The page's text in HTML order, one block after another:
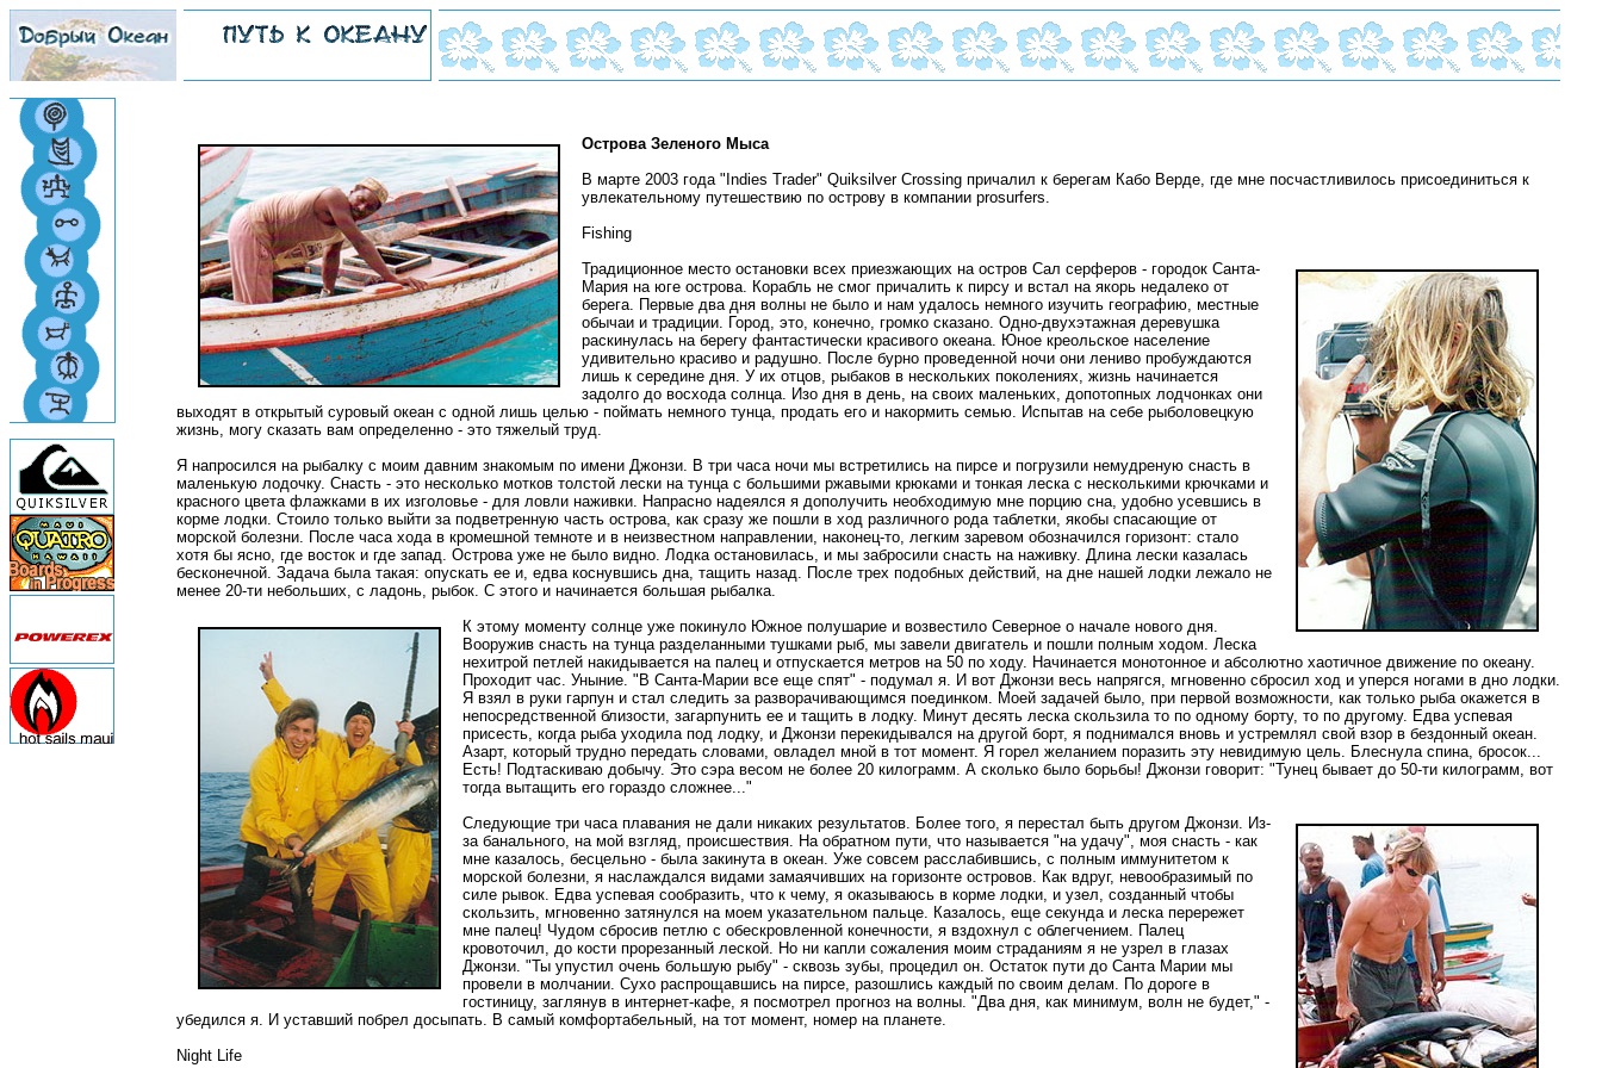
Острова Зеленого Мыса
В марте 2003 года "Indies Trader" Quiksilver Crossing причалил к берегам Кабо Верде, где мне посчастливилось присоединиться к
увлекательному путешествию по острову в компании prosurfers.
Fishing
Традиционное место остановки всех приезжающих на остров Сал серферов - городок Санта-
Мария на юге острова. Корабль не смог причалить к пирсу и встал на якорь недалеко от
берега. Первые два дня волны не было и нам удалось немного изучить географию, местные
обычаи и традиции. Город, это, конечно, громко сказано. Одно-двухэтажная деревушка
раскинулась на берегу фантастически красивого океана. Юное креольское население
удивительно красиво и радушно. После бурно проведенной ночи они лениво пробуждаются
лишь к середине дня. У их отцов, рыбаков в нескольких поколениях, жизнь начинается
задолго до восхода солнца. Изо дня в день, на своих маленьких, допотопных лодчонках они
выходят в открытый суровый океан с одной лишь целью - поймать немного тунца, продать его и накормить семью. Испытав на себе рыболовецкую
жизнь, могу сказать вам определенно - это тяжелый труд.
Я напросился на рыбалку с моим давним знакомым по имени Джонзи. В три часа ночи мы встретились на пирсе и погрузили немудреную снасть в
маленькую лодочку. Снасть - это несколько мотков толстой лески на тунца с большими ржавыми крюками и тонкая леска с несколькими крючками и
красного цвета флажками в их изголовье - для ловли наживки. Напрасно надеялся я дополучить необходимую мне порцию сна, удобно усевшись в
корме лодки. Стоило только выйти за подветренную часть острова, как сразу же пошли в ход различного рода таблетки, якобы спасающие от
морской болезни. После часа хода в кромешной темноте и в неизвестном направлении, наконец-то, легким заревом обозначился горизонт: стало
хотя бы ясно, где восток и где запад. Острова уже не было видно. Лодка остановилась, и мы забросили снасть на наживку. Длина лески казалась
бесконечной. Задача была такая: опускать ее и, едва коснувшись дна, тащить назад. После трех подобных действий, на дне нашей лодки лежало не
менее 20-ти небольших, с ладонь, рыбок. С этого и начинается большая рыбалка.
К этому моменту солнце уже покинуло Южное полушарие и возвестило Северное о начале нового дня.
Вооружив снасть на тунца разделанными тушками рыб, мы завели двигатель и пошли полным ходом. Леска
нехитрой петлей накидывается на палец и отпускается метров на 50 по ходу. Начинается монотонное и абсолютно хаотичное движение по океану.
Проходит час. Уныние. "В Санта-Марии все еще спят" - подумал я. И вот Джонзи весь напрягся, мгновенно сбросил ход и уперся ногами в дно лодки.
Я взял в руки гарпун и стал следить за разворачивающимся поединком. Моей задачей было, при первой возможности, как только рыба окажется в
непосредственной близости, загарпунить ее и тащить в лодку. Минут десять леска скользила то по одному борту, то по другому. Едва успевая
присесть, когда рыба уходила под лодку, и Джонзи перекидывался на другой борт, я поднимался вновь и устремлял свой взор в бездонный океан.
Азарт, который трудно передать словами, овладел мной в тот момент. Я горел желанием поразить эту невидимую цель. Блеснула спина, бросок...
Есть! Подтаскиваю добычу. Это сэра весом не более 20 килограмм. А сколько было борьбы! Джонзи говорит: "Тунец бывает до 50-ти килограмм, вот
тогда вытащить его гораздо сложнее..."
Следующие три часа плавания не дали никаких результатов. Более того, я перестал быть другом Джонзи. Из-
за банального, на мой взгляд, происшествия. На обратном пути, что называется "на удачу", моя снасть - как
мне казалось, бесцельно - была закинута в океан. Уже совсем расслабившись, с полным иммунитетом к
морской болезни, я наслаждался видами замаячивших на горизонте островов. Как вдруг, невообразимый по
силе рывок. Едва успевая сообразить, что к чему, я оказываюсь в корме лодки, и узел, созданный чтобы
скользить, мгновенно затянулся на моем указательном пальце. Казалось, еще секунда и леска перережет
мне палец! Чудом сбросив петлю с обескровленной конечности, я вздохнул с облегчением. Палец
кровоточил, до кости прорезанный леской. Но ни капли сожаления моим страданиям я не узрел в глазах
Джонзи. "Ты упустил очень большую рыбу" - сквозь зубы, процедил он. Остаток пути до Санта Марии мы
провели в молчании. Сухо распрощавшись на пирсе, разошлись каждый по своим делам. По дороге в
гостиницу, заглянув в интернет-кафе, я посмотрел прогноз на волны. "Два дня, как минимум, волн не будет," -
убедился я. И уставший побрел досыпать. В самый комфортабельный, на тот момент, номер на планете.
Night Life